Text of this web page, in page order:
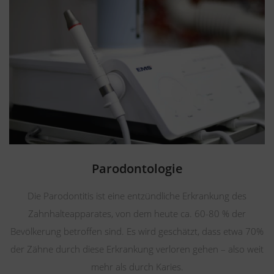
Parodontologie
Die Parodontitis ist eine entzündliche Erkrankung des
Zahnhalteapparates, von dem heute ca. 60-80 % der
Bevölkerung betroffen sind. Es wird geschätzt, dass etwa 70%
der Zähne durch diese Erkrankung verloren gehen – also weit
mehr als durch Karies.